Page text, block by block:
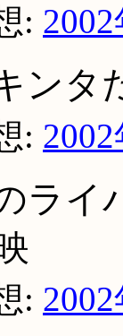
:
ンタ
:
ライ
: